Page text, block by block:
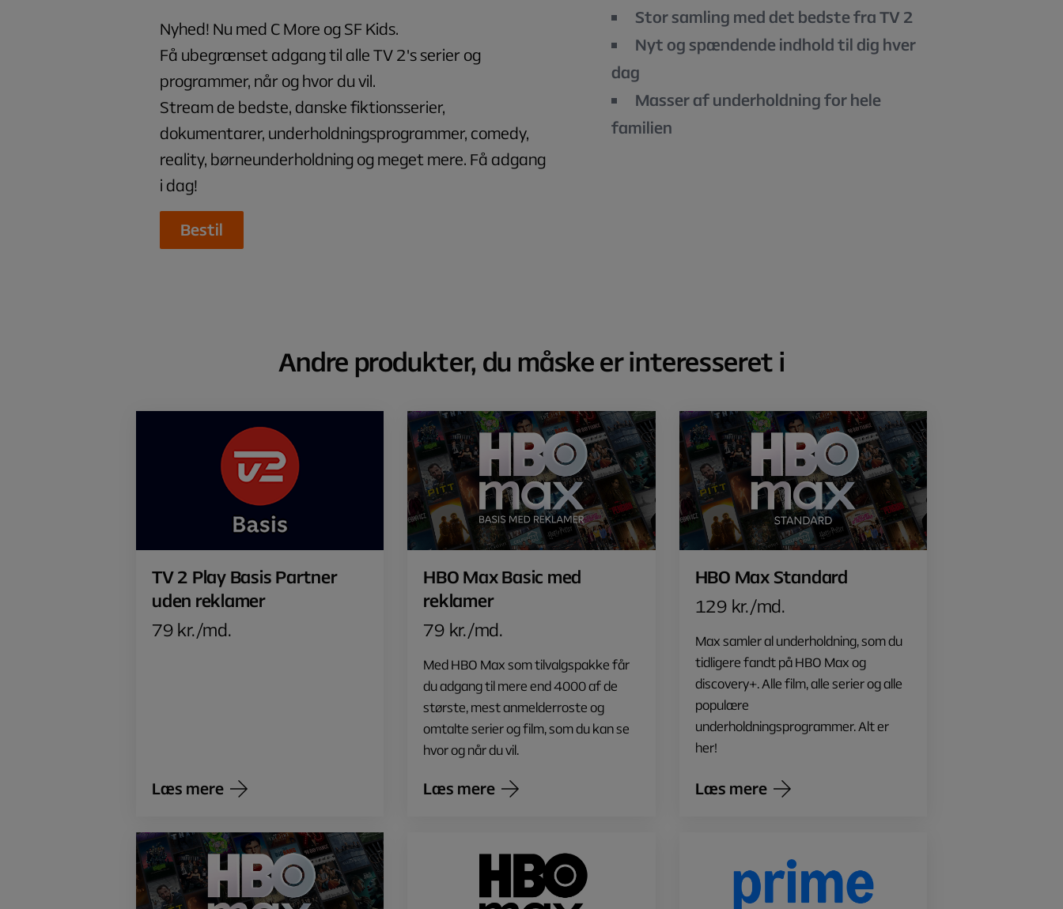
Nyhed! Nu med C More og SF Kids.
Få ubegrænset adgang til alle TV 2's serier og
programmer, når og hvor du vil.
Stream de bedste, danske fiktionsserier,
dokumentarer, underholdningsprogrammer, comedy,
reality, børneunderholdning og meget mere. Få adgang
i dag!
Bestil
Stor samling med det bedste fra TV 2
Nyt og spændende indhold til dig hver
dag
Masser af underholdning for hele
familien
Andre produkter, du måske er interesseret i
TV 2 Play Basis Partner
uden reklamer
79 kr./md.
Læs mere
HBO Max Basic med
reklamer
79 kr./md.
Med HBO Max som tilvalgspakke får
du adgang til mere end 4000 af de
største, mest anmelderroste og
omtalte serier og film, som du kan se
hvor og når du vil.
Læs mere
HBO Max Standard
129 kr./md.
Max samler al underholdning, som du
tidligere fandt på HBO Max og
discovery+. Alle film, alle serier og alle
populære
underholdningsprogrammer. Alt er
her!
Læs mere